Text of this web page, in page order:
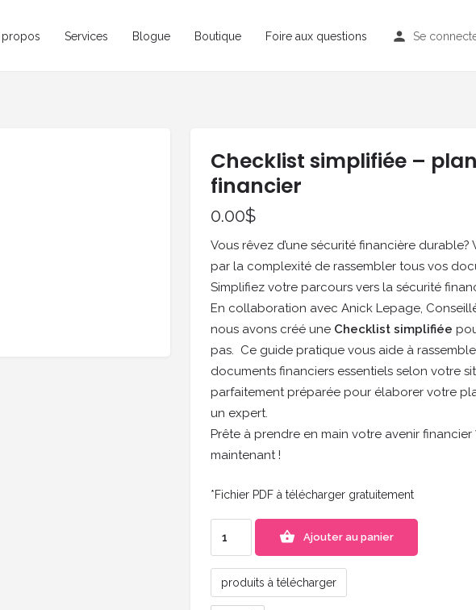
propos Services Blogue Boutique Foire aux questions Se
Checklist simplifiée –
financier
0.00$
Vous rêvez d’une sécurité financière
par la complexité de rassembler tous vos
Simplifiez votre parcours vers la sécurité
En collaboration avec Anick Lepage,
nous avons créé une Checklist simplifiée
pas. Ce guide pratique vous aide à
documents financiers essentiels selon votre
parfaitement préparée pour élaborer votre
un expert.
Prête à prendre en main votre avenir financier
maintenant !
*Fichier PDF à télécharger gratuitement
Ajouter au panier
produits à télécharger